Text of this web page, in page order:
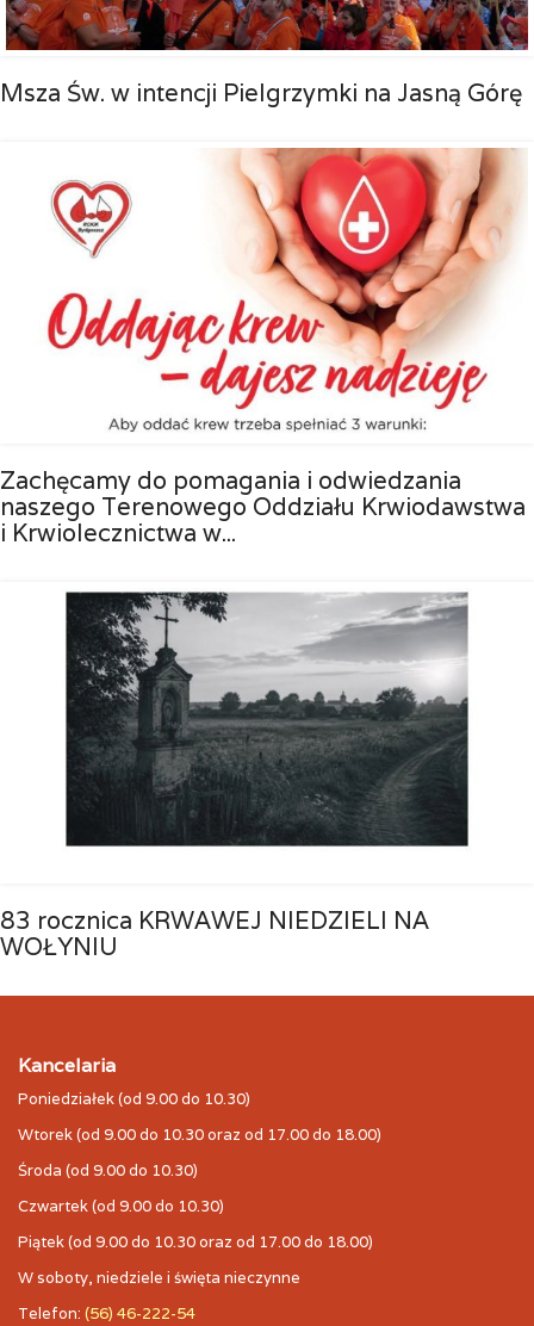
Msza Św. w intencji Pielgrzymki na Jasną Górę
Zachęcamy do pomagania i odwiedzania
naszego Terenowego Oddziału Krwiodawstwa
i Krwiolecznictwa w...
83 rocznica KRWAWEJ NIEDZIELI NA
WOŁYNIU
Kancelaria
Poniedziałek (od 9.00 do 10.30)
Wtorek (od 9.00 do 10.30 oraz od 17.00 do 18.00)
Środa (od 9.00 do 10.30)
Czwartek (od 9.00 do 10.30)
Piątek (od 9.00 do 10.30 oraz od 17.00 do 18.00)
W soboty, niedziele i święta nieczynne
Telefon: (56) 46-222-54